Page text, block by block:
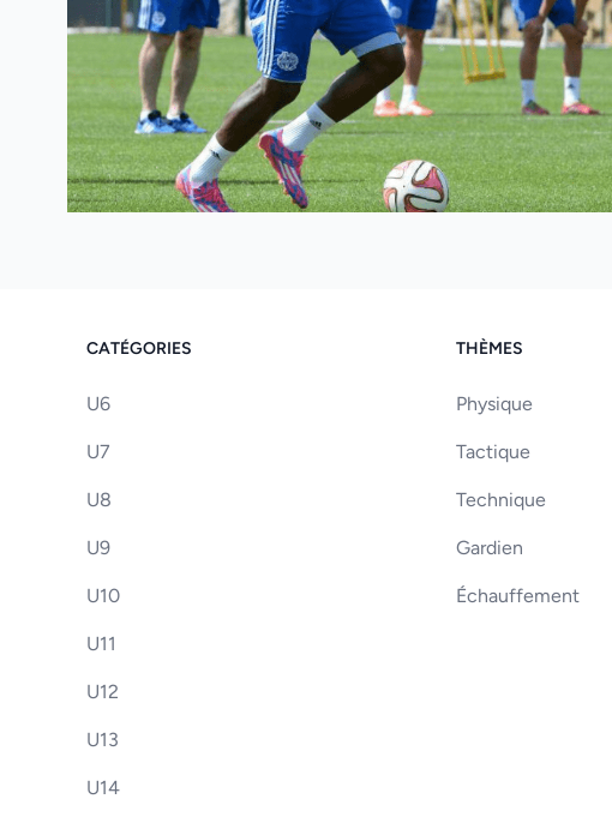
CATÉGORIES
U6
U7
U8
U9
U10
U11
U12
U13
U14
THÈMES
Physique
Tactique
Technique
Gardien
Échauffement